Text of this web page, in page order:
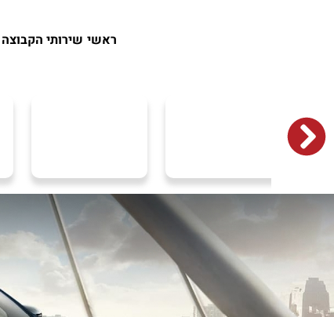
ראשי שירותי הקבוצה